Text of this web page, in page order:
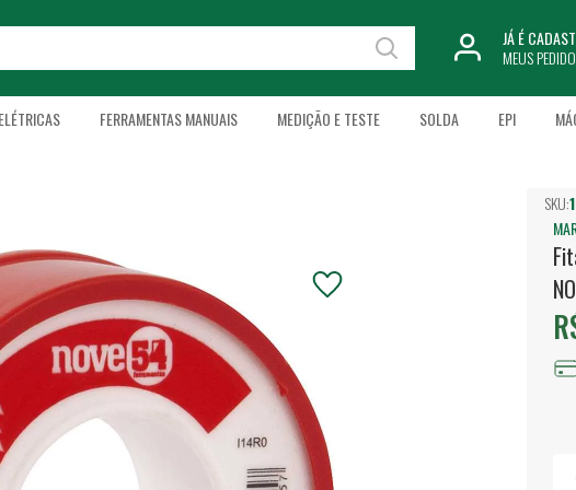
JÁ É
MEUS
FERRAMENTAS MANUAIS MEDIÇÃO E TESTE SOLDA EPI
SKU: